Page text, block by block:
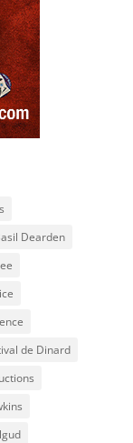
Dearden
de Dinard